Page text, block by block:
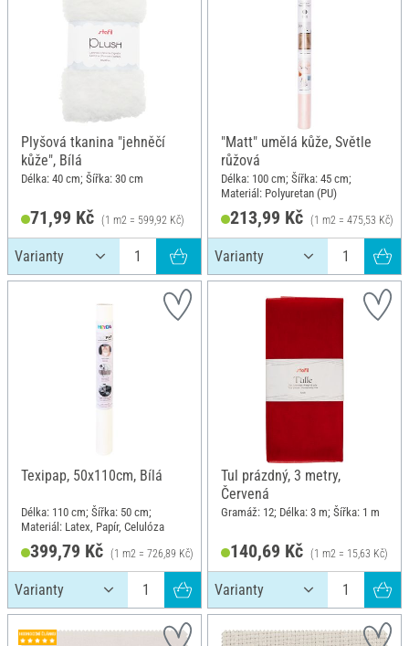
Plyšová tkanina "jehněčí
kůže", Bílá
Délka: 40 cm; Šířka: 30 cm
71,99 Kč (1 m2 = 599,92 Kč)
"Matt" umělá kůže, Světle
růžová
Délka: 100 cm; Šířka: 45 cm;
Materiál: Polyuretan (PU)
213,99 Kč (1 m2 = 475,53 Kč)
Texipap, 50x110cm, Bílá
Délka: 110 cm; Šířka: 50 cm;
Materiál: Latex, Papír, Celulóza
399,79 Kč (1 m2 = 726,89 Kč)
Tul prázdný, 3 metry,
Červená
Gramáž: 12; Délka: 3 m; Šířka: 1 m
140,69 Kč (1 m2 = 15,63 Kč)